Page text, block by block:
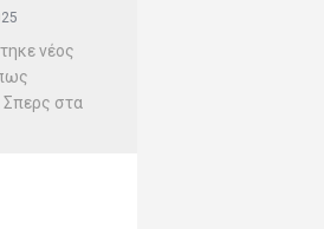
νέος
Σπερς στα